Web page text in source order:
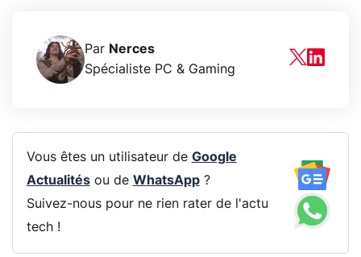
Par Nerces
Spécialiste PC & Gaming
Vous êtes un utilisateur de Google
Actualitésou de WhatsApp?
Suivez-nous pour ne rien rater de l'actu
tech !